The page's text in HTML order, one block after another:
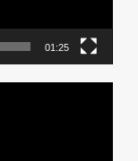
01:25